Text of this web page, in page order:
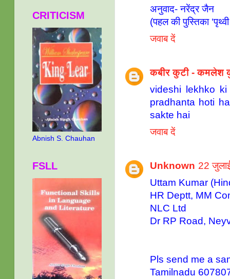
अनुवाद- नरेंद्र जैन
(पहल की पुस्तिका
जवाब दें
कबीर कुटी - कमलेश
videshi lekhko
pradhanta hoti
sakte hai
जवाब दें
Unknown 22
Uttam Kumar
HR Deptt, MM
NLC Ltd
Dr RP Road,
Pls send me a
Tamilnadu
CRITICISM
Abnish S. Chauhan
FSLL